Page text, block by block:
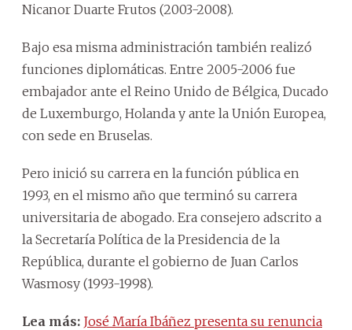
Nicanor Duarte Frutos (2003-2008).
Bajo esa misma administración también realizó
funciones diplomáticas. Entre 2005-2006 fue
embajador ante el Reino Unido de Bélgica, Ducado
de Luxemburgo, Holanda y ante la Unión Europea,
con sede en Bruselas.
Pero inició su carrera en la función pública en
1993, en el mismo año que terminó su carrera
universitaria de abogado. Era consejero adscrito a
la Secretaría Política de la Presidencia de la
República, durante el gobierno de Juan Carlos
Wasmosy (1993-1998).
Lea más: José María Ibáñez presenta su renuncia